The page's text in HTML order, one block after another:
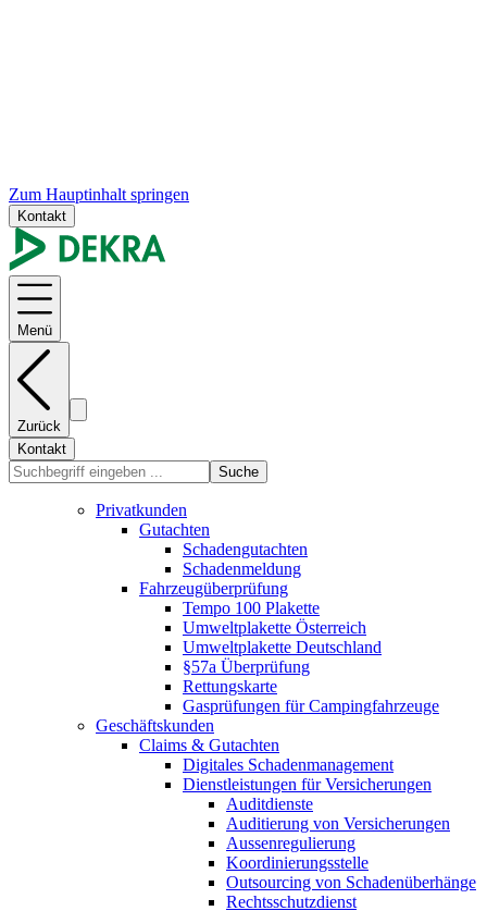
Zum Hauptinhalt springen
Kontakt
Menü
Zurück
Kontakt
Suche
Privatkunden
Gutachten
Schadengutachten
Schadenmeldung
Fahrzeugüberprüfung
Tempo 100 Plakette
Umweltplakette Österreich
Umweltplakette Deutschland
§57a Überprüfung
Rettungskarte
Gasprüfungen für Campingfahrzeuge
Geschäftskunden
Claims & Gutachten
Digitales Schadenmanagement
Dienstleistungen für Versicherungen
Auditdienste
Auditierung von Versicherungen
Aussenregulierung
Koordinierungsstelle
Outsourcing von Schadenüberhänge
Rechtsschutzdienst